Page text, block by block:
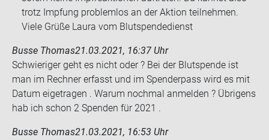
trotz Impfung problemlos an der Aktion teilnehmen.
Viele Grüße Laura vom Blutspendedienst
Busse Thomas21.03.2021, 16:37 Uhr
Schwie­ri­ger geht es nicht oder ? Bei der Blut­spen­de ist
man im Rech­ner er­fasst und im Spen­der­pass wird es mit
Datum ei­getra­gen . Warum noch­mal an­mel­den ? Üb­ri­gens
hab ich schon 2 Spen­den für 2021 .
Busse Thomas21.03.2021, 16:53 Uhr